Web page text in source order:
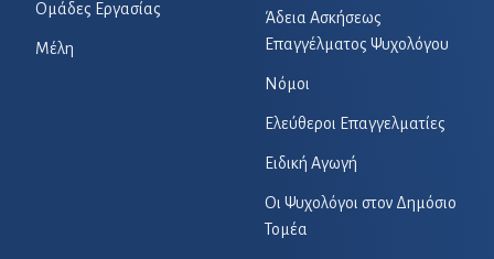
Ομάδες Εργασίας
Μέλη
Άδεια Ασκήσεως
Επαγγέλματος Ψυχολόγου
Νόμοι
Ελεύθεροι Επαγγελματίες
Ειδική Αγωγή
Οι Ψυχολόγοι στον Δημόσιο
Τομέα